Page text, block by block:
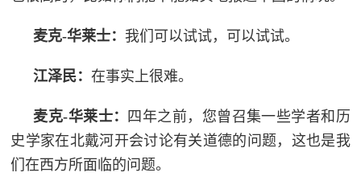
麦克-华莱士： 我们可以试试，可以试试。
江泽民：在事实上很难。
麦克-华莱士：
四年之前，您曾召集一些学者和历
史学家在北戴河开会讨论有关道德的问题，这也是我
们在西方所面临的问题。